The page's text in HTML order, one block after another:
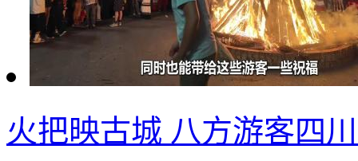
火把映古城 八方游客四